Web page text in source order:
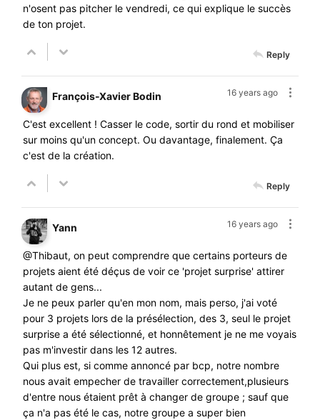
n'osent pas pitcher le vendredi, ce qui explique le succès
de ton projet.
Reply
16 years ago
François-Xavier Bodin
C'est excellent ! Casser le code, sortir du rond et mobiliser
sur moins qu'un concept. Ou davantage, finalement. Ça
c'est de la création.
Reply
16 years ago
Yann
@Thibaut, on peut comprendre que certains porteurs de
projets aient été déçus de voir ce 'projet surprise' attirer
autant de gens...
Je ne peux parler qu'en mon nom, mais perso, j'ai voté
pour 3 projets lors de la présélection, des 3, seul le projet
surprise a été sélectionné, et honnêtement je ne me voyais
pas m'investir dans les 12 autres.
Qui plus est, si comme annoncé par bcp, notre nombre
nous avait empecher de travailler correctement,plusieurs
d'entre nous étaient prêt à changer de groupe ; sauf que
ça n'a pas été le cas, notre groupe a super bien